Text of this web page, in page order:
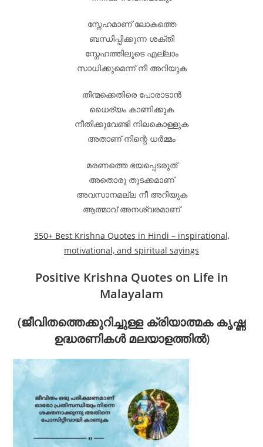
സ്നേഹമാണ് ലോകത്തെ
ബന്ധിപ്പിക്കുന്ന ശക്തി
സ്നേഹത്തിലൂടെ എല്ലാം
സാധിക്കുമെന്ന് നീ അറിയുക
തിന്മക്കെതിരെ പോരാടാൻ
ധൈര്യം കാണിക്കുക
നീതിക്കുവേണ്ടി നിലകൊള്ളുക
അതാണ് നിന്റെ ധർമ്മം
മരണത്തെ ഭയപ്പെടരുത്
അതൊരു തുടക്കമാണ്
അവസാനമല്ല നീ അറിയുക
ആത്മാവ് അനശ്വരമാണ്
350+ Best Krishna Quotes in Hindi – inspirational,
motivational, and spiritual sayings
Positive Krishna Quotes on Life in
Malayalam
(ജീവിതത്തെക്കുറിച്ചുള്ള ക്രിയാത്മക കൃഷ്ണ
ഉദ്ധരണികൾ മലയാളത്തിൽ)